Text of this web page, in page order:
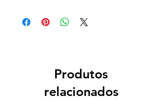
Produtos
relacionados